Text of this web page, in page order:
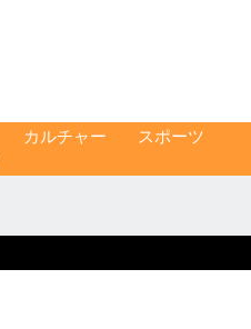
カルチャー
スポーツ